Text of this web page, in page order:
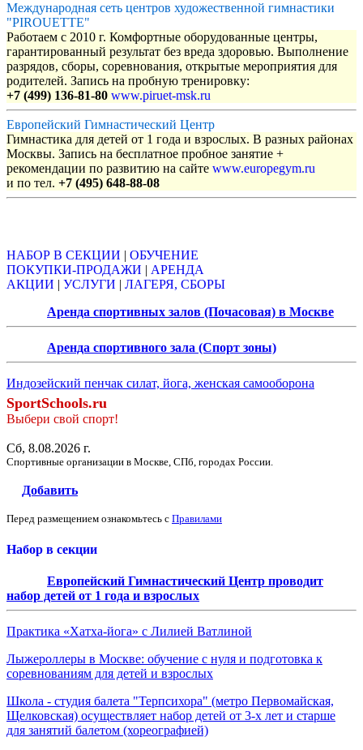
Международная сеть центров художественной гимнастики
"PIROUETTE"
Работаем с 2010 г. Комфортные оборудованные центры,
гарантированный результат без вреда здоровью. Выполнение
разрядов, сборы, соревнования, открытые мероприятия для
родителей. Запись на пробную тренировку:
+7 (499) 136-81-80 www.piruet-msk.ru
Европейский Гимнастический Центр
Гимнастика для детей от 1 года и взрослых. В разных районах
Москвы. Запись на бесплатное пробное занятие +
рекомендации по развитию на сайте www.europegym.ru
и по тел. +7 (495) 648-88-08
НАБОР В СЕКЦИИ | ОБУЧЕНИЕ
ПОКУПКИ-ПРОДАЖИ | АРЕНДА
АКЦИИ | УСЛУГИ | ЛАГЕРЯ, СБОРЫ
Аренда спортивных залов (Почасовая) в Москве
Аренда спортивного зала (Спорт зоны)
Индозейский пенчак силат, йога, женская самооборона
SportSchools.ru
Выбери свой спорт!
Сб, 8.08.2026 г.
Спортивные организации в Москве, СПб, городах России.
Добавить
Перед размещением ознакомьтесь с Правилами
Набор в секции
Европейский Гимнастический Центр проводит
набор детей от 1 года и взрослых
Практика «Хатха-йога» с Лилией Ватлиной
Лыжероллеры в Москве: обучение с нуля и подготовка к
соревнованиям для детей и взрослых
Школа - студия балета "Терпсихора" (метро Первомайская,
Щелковская) осуществляет набор детей от 3-х лет и старше
для занятий балетом (хореографией)